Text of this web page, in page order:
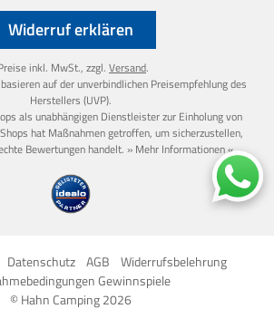
Widerruf erklären
inkl. MwSt., zzgl. Versand.
auf der unverbindlichen Preisempfehlung des
Herstellers (UVP).
als unabhängigen Dienstleister zur Einholung von
hat Maßnahmen getroffen, um sicherzustellen,
Bewertungen handelt. » Mehr Informationen «
© Hahn Camping 2026
Datenschutz AGB
Widerrufsbelehrung
Gewinnspiele